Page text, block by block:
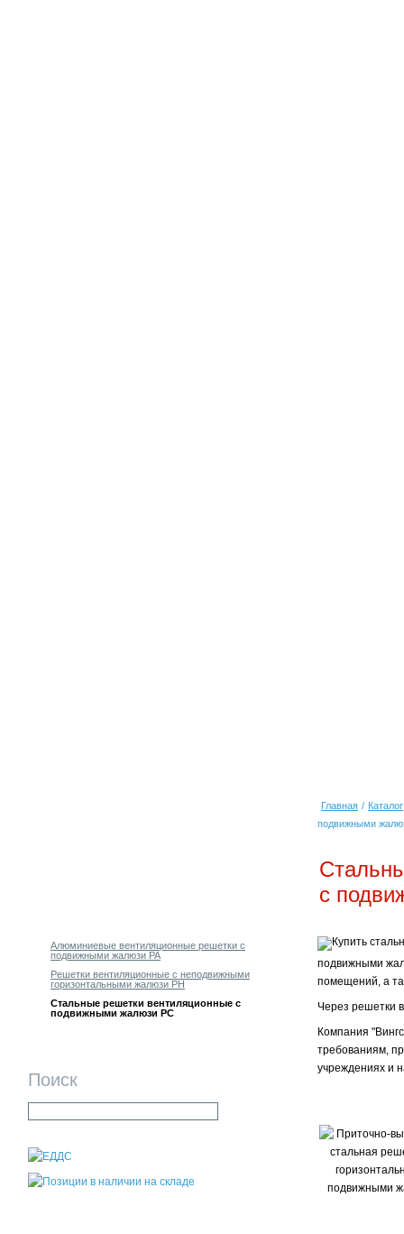
Алюминиевые вентиляционные решетки с
подвижными жалюзи РА
Решетки вентиляционные с неподвижными
горизонтальными жалюзи РН
Стальные решетки вентиляционные с
подвижными жалюзи РC
Поиск
Главная / Каталог
подвижными
с
подвижными
помещений, а
Через решетки
Компания
требованиям,
учреждениях и